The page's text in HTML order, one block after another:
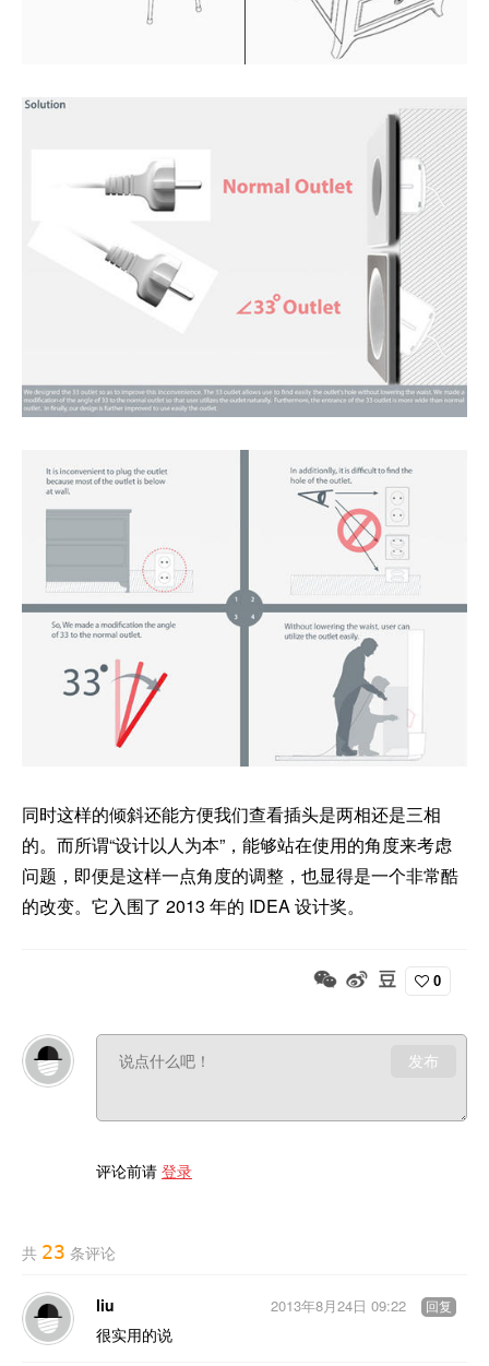
同时这样的倾斜还能方便我们查看插头是两相还是三相
的。而所谓“设计以人为本”，能够站在使用的角度来考虑
问题，即便是这样一点角度的调整，也显得是一个非常酷
的改变。它入围了 2013 年的 IDEA 设计奖。
0
发布
评论前请 登录
共 23 条评论
liu
很实用的说
2013年8月24日 09:22 回复